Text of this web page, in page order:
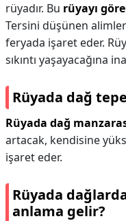
rüyadır. Bu rüyayı
Tersini düşünen
feryada işaret eder.
sıkıntı yaşayacağına
Rüyada dağ
Rüyada dağ
artacak, kendisine
işaret eder.
Rüyada
anlama gelir?